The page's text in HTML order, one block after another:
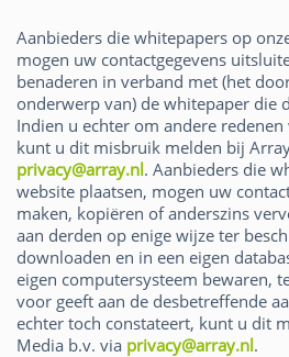
Aanbieders die whitepapers op
mogen uw contactgegevens
benaderen in verband met (het
onderwerp van) de whitepaper die
Indien u echter om andere
kunt u dit misbruik melden bij
privacy@array.nl. Aanbieders die
website plaatsen, mogen uw
maken, kopiëren of anderszins
aan derden op enige wijze ter
downloaden en in een eigen
eigen computersysteem bewaren,
voor geeft aan de desbetreffende
echter toch constateert, kunt u dit
Media b.v. via privacy@array.nl.